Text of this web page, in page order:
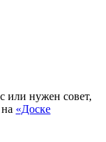
или нужен совет,
«Доске